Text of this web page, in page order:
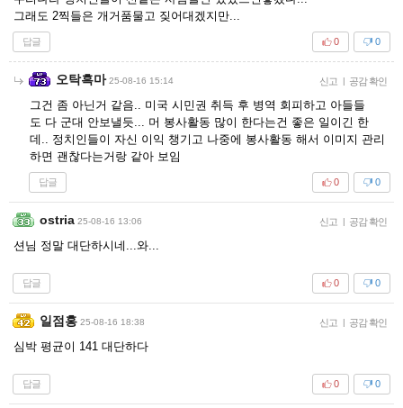
그래도 2찍들은 개거품물고 짖어대겠지만...
답글 0
0
오탁흑마 25-08-16 15:14 신고 | 공감 확인
그건 좀 아닌거 같음.. 미국 시민권 취득 후 병역 회피하고 아들들
도 다 군대 안보낼듯... 머 봉사활동 많이 한다는건 좋은 일이긴 한
데.. 정치인들이 자신 이익 챙기고 나중에 봉사활동 해서 이미지 관리
하면 괜찮다는거랑 같아 보임
답글 0
0
ostria 25-08-16 13:06 신고 | 공감 확인
션님 정말 대단하시네...와...
답글 0
0
일점홍 25-08-16 18:38 신고 | 공감 확인
심박 평균이 141 대단하다
답글 0
0